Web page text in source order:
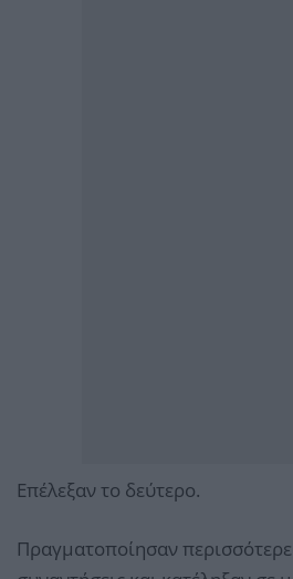
Επέλεξαν το δεύτερο.
Πραγματοποίησαν